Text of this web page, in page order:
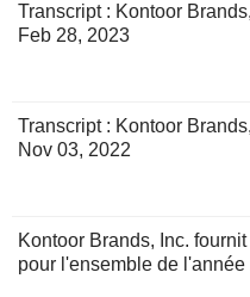
Transcript : Kontoor
Feb 28, 2023
Transcript : Kontoor
Nov 03, 2022
Kontoor Brands, Inc.
pour l'ensemble de l'année